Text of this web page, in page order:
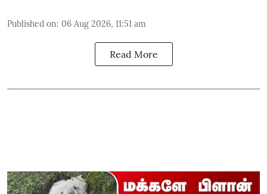
Published on: 06 Aug 2026, 11:51 am
Read More